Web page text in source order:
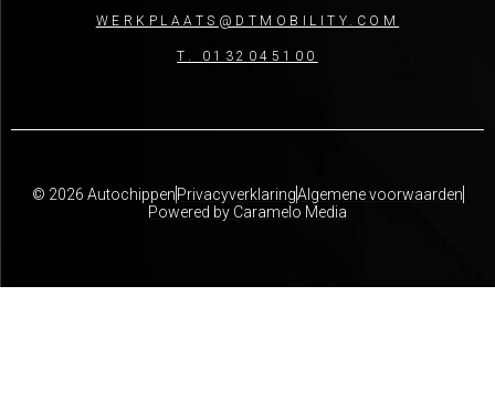
WERKPLAATS@DTMOBILITY.COM
T. 0132045100
© 2026 AutochippenPrivacyverklaringAlgemene voorwaarden
Powered by Caramelo Media